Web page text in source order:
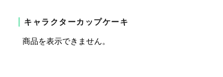
キャラクターカップケーキ